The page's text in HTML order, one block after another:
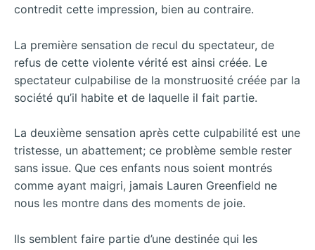
contredit cette impression, bien au contraire.
La première sensation de recul du spectateur, de
refus de cette violente vérité est ainsi créée. Le
spectateur culpabilise de la monstruosité créée par la
société qu’il habite et de laquelle il fait partie.
La deuxième sensation après cette culpabilité est une
tristesse, un abattement; ce problème semble rester
sans issue. Que ces enfants nous soient montrés
comme ayant maigri, jamais Lauren Greenfield ne
nous les montre dans des moments de joie.
Ils semblent faire partie d’une destinée qui les